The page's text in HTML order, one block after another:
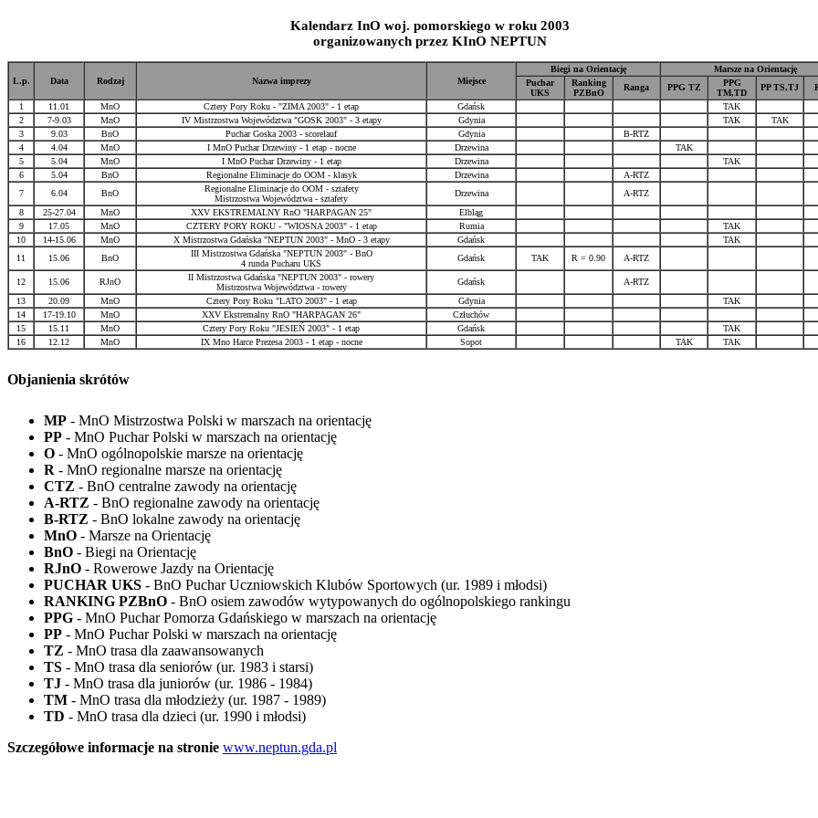
Kalendarz InO woj. pomorskiego w roku 2003
organizowanych przez KInO NEPTUN
L.p. Data Rodzaj Nazwa imprezy Miejsce
Biegi na Orientację
Marsze na Orientację
Puchar
UKS
Ranking
PZBnO
Ranga PPG TZ
PPG
TM,TD
PP TS,TJ
1
11.01 MnO Cztery Pory Roku - "ZIMA 2003" - 1 etap Gdańsk TAK
2
7-9.03 MnO IV Mistrzostwa Województwa "GOSK 2003" - 3 etapy Gdynia TAK TAK
3
9.03 BnO Puchar Goska 2003 - scorelauf Gdynia
B-RTZ
4
4.04 MnO I MnO Puchar Drzewiny - 1 etap - nocne Drzewina TAK
5
5.04 MnO I MnO Puchar Drzewiny - 1 etap Drzewina TAK
6
5.04 BnO Regionalne Eliminacje do OOM - klasyk Drzewina
A-RTZ
7
6.04 BnO
Regionalne Eliminacje do OOM - sztafety
Mistrzostwa Województwa - sztafety
Drzewina
A-RTZ
8
25-27.04 MnO XXV EKSTREMALNY RnO "HARPAGAN 25" Elbląg
9
17.05 MnO CZTERY PORY ROKU - "WIOSNA 2003" - 1 etap Rumia TAK
10
14-15.06 MnO X Mistrzostwa Gdańska "NEPTUN 2003" - MnO - 3 etapy Gdańsk TAK
11
15.06 BnO
III Mistrzostwa Gdańska "NEPTUN 2003" - BnO
4 runda Pucharu UKS
Gdańsk TAK R = 0.90 A-RTZ
12 15.06 RJnO
II Mistrzostwa Gdańska "NEPTUN 2003" - rowery
Mistrzostwa Województwa - rowery
Gdańsk
A-RTZ
13
20.09 MnO Cztery Pory Roku "LATO 2003" - 1 etap Gdynia TAK
14
17-19.10 MnO XXV Ekstremalny RnO "HARPAGAN 26" Człuchów
15
15.11 MnO Cztery Pory Roku "JESIEŃ 2003" - 1 etap Gdańsk TAK
16
12.12 MnO IX Mno Harce Prezesa 2003 - 1 etap - nocne Sopot TAK TAK
Objanienia skrótów
MP - MnO Mistrzostwa Polski w marszach na orientację
PP - MnO Puchar Polski w marszach na orientację
O - MnO ogólnopolskie marsze na orientację
R - MnO regionalne marsze na orientację
CTZ - BnO centralne zawody na orientację
A-RTZ - BnO regionalne zawody na orientację
B-RTZ - BnO lokalne zawody na orientację
MnO - Marsze na Orientację
BnO - Biegi na Orientację
RJnO - Rowerowe Jazdy na Orientację
PUCHAR UKS - BnO Puchar Uczniowskich Klubów Sportowych (ur. 1989 i młodsi)
RANKING PZBnO - BnO osiem zawodów wytypowanych do ogólnopolskiego rankingu
PPG - MnO Puchar Pomorza Gdańskiego w marszach na orientację
PP - MnO Puchar Polski w marszach na orientację
TZ - MnO trasa dla zaawansowanych
TS - MnO trasa dla seniorów (ur. 1983 i starsi)
TJ - MnO trasa dla juniorów (ur. 1986 - 1984)
TM - MnO trasa dla młodzieży (ur. 1987 - 1989)
TD - MnO trasa dla dzieci (ur. 1990 i młodsi)
Szczegółowe informacje na stronie www.neptun.gda.pl